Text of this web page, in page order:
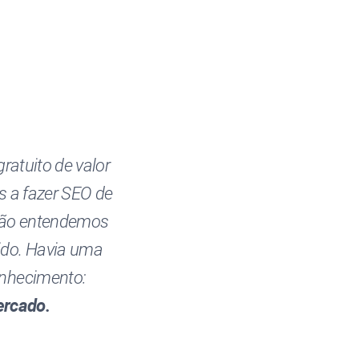
de valor
fazer SEO de
entendemos
Havia uma